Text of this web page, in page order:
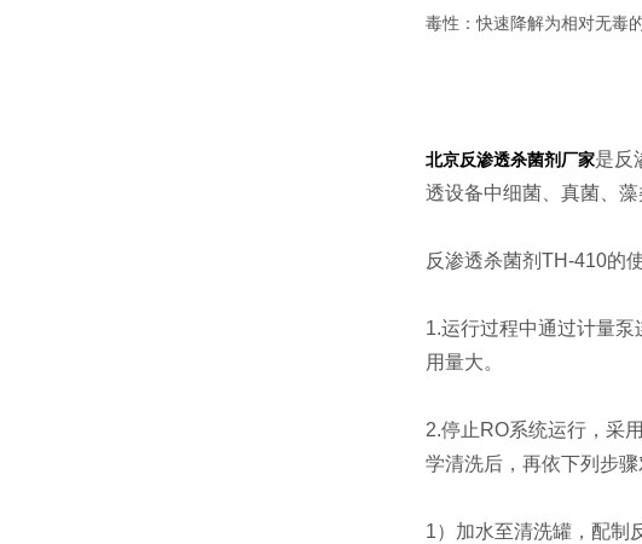
毒性：快速降解为相对无
北京反渗透杀菌剂厂家是反
透设备中细菌、真菌、
反渗透杀菌剂TH-410的
1.运行过程中通过计量
用量大。
2.停止RO系统运行，采
学清洗后，再依下列步骤
1）加水至清洗罐，配制